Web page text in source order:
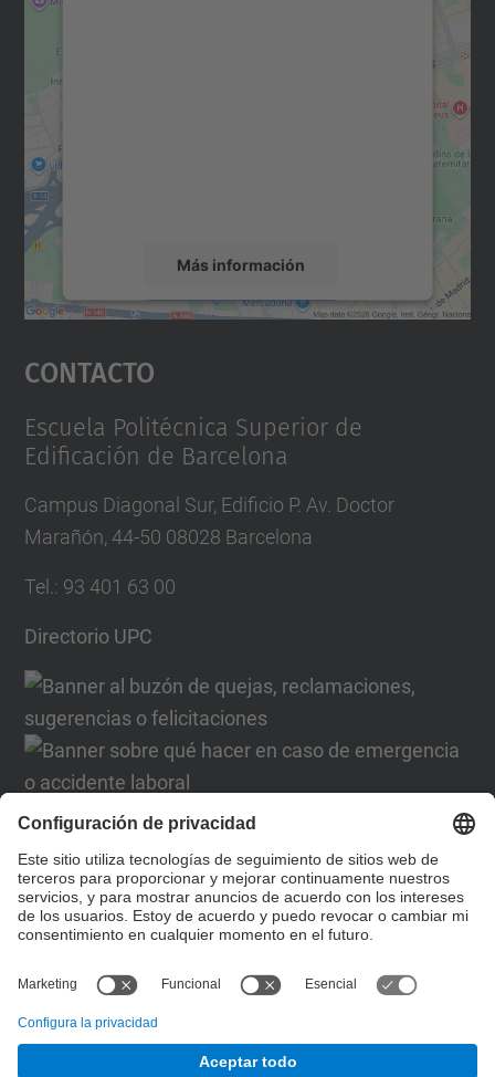
Más información
Aceptar
powered by
Contacto
Escuela Politécnica Superior de
Edificación de Barcelona
Campus Diagonal Sur, Edificio P. Av. Doctor
Marañón, 44-50 08028 Barcelona
Tel. : 93 401 63 00
Directorio UPC
Formulario de contacto
Lista Redes Sociales